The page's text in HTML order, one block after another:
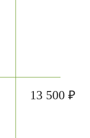
13 500 ₽